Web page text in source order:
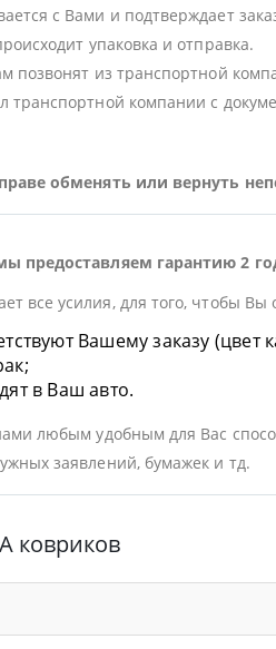
с Вами и подтверждает
упаковка и отправка.
позвонят из транспортной
компании с
обменять или вернуть
предоставляем гарантию 2
все усилия, для того, чтобы
Вашему заказу (цвет
в Ваш авто.
любым удобным для Вас
заявлений, бумажек и тд.
ковриков